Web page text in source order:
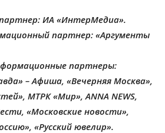
ИА «ИнтерМедиа».
партнер: «Аргументы
партнеры:
– Афиша, «Вечерняя Москва»,
МТРК «Мир», ANNA NEWS,
«Московские новости»,
«Русский ювелир».